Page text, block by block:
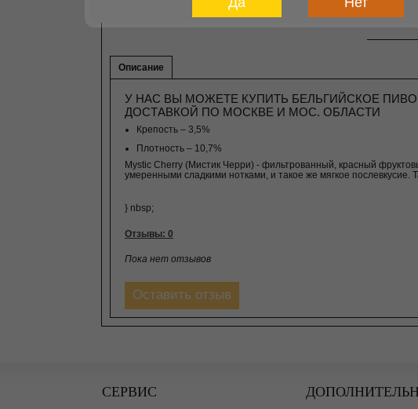
Описание
У НАС ВЫ МОЖЕТЕ КУПИТЬ БЕЛЬГИЙСКОЕ ПИВО
ДОСТАВКОЙ ПО МОСКВЕ И МОС. ОБЛАСТИ
Крепость – 3,5%
Плотность – 10,7%
Mystic Cherry (Мистик Черри) - фильтрованный, красный
умеренными сладкими нотками, и такое же мягкое послевкусие.
} nbsp;
Отзывы: 0
Пока нет отзывов
Оставить отзыв
СЕРВИС